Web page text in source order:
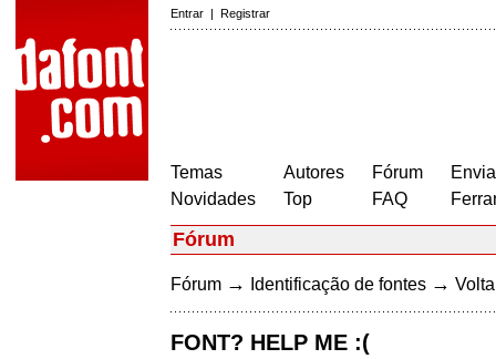
Entrar | Registrar
Temas
Novidades
Autores
Top
Fórum
FAQ
Fórum
Fórum → Identificação de fontes →
FONT? HELP ME :(